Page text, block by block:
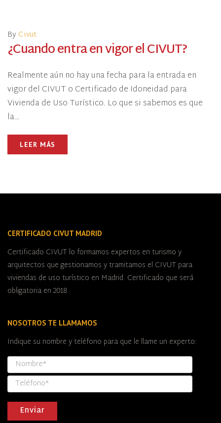
By Civut
¿Cuando entra en vigor el CIVUT?
Realmente aún no hay una fecha para la entrada en
vigor del CIVUT o Certificado de Idoneidad para
Vivienda de Uso Turístico. Lo que si sabemos es que
la…
LEER MÁS
CERTIFICADO CIVUT MADRID
Certificado CIVUT lo formamos expertos en turismo y
arquitectos que gestionamos y tramitamos el CIVUT para
viviendas de uso turístico en Madrid. Certificado que será
obligatoria en 2018.
NOSOTROS TE LLAMAMOS
Indique su nombre y teléfono para que le llame un experto: